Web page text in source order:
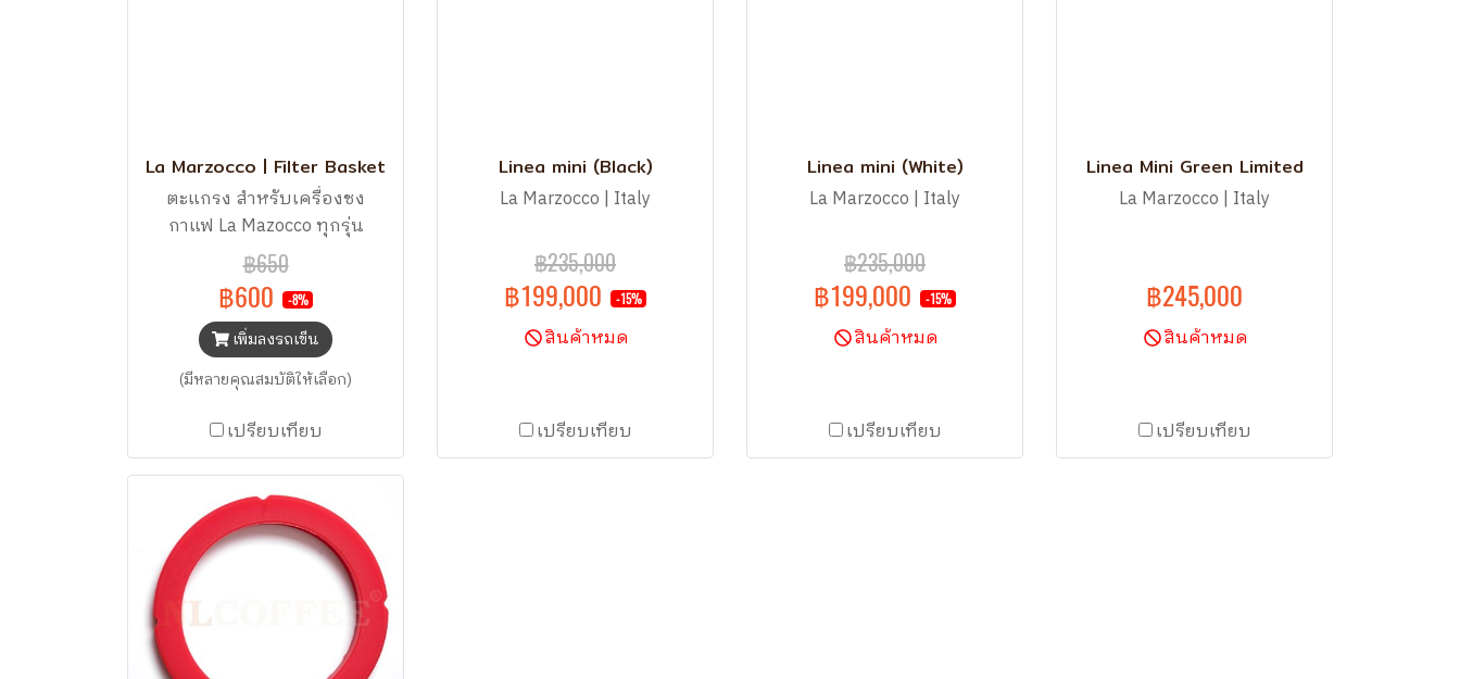
La Marzocco | Filter Basket
ตะแกรง สำหรับเครื่องชง
กาแฟ La Mazocco ทุกรุ่น
฿650
฿600 -8%
เพิ่มลงรถเข็น
(มีหลายคุณสมบัติให้เลือก)
เปรียบเทียบ
Linea mini (Black)
La Marzocco | Italy
฿235,000
฿199,000 -15%
สินค้าหมด
เปรียบเทียบ
Linea mini (White)
La Marzocco | Italy
฿235,000
฿199,000 -15%
สินค้าหมด
เปรียบเทียบ
Linea Mini Green Limited
La Marzocco | Italy
฿245,000
สินค้าหมด
เปรียบเทียบ